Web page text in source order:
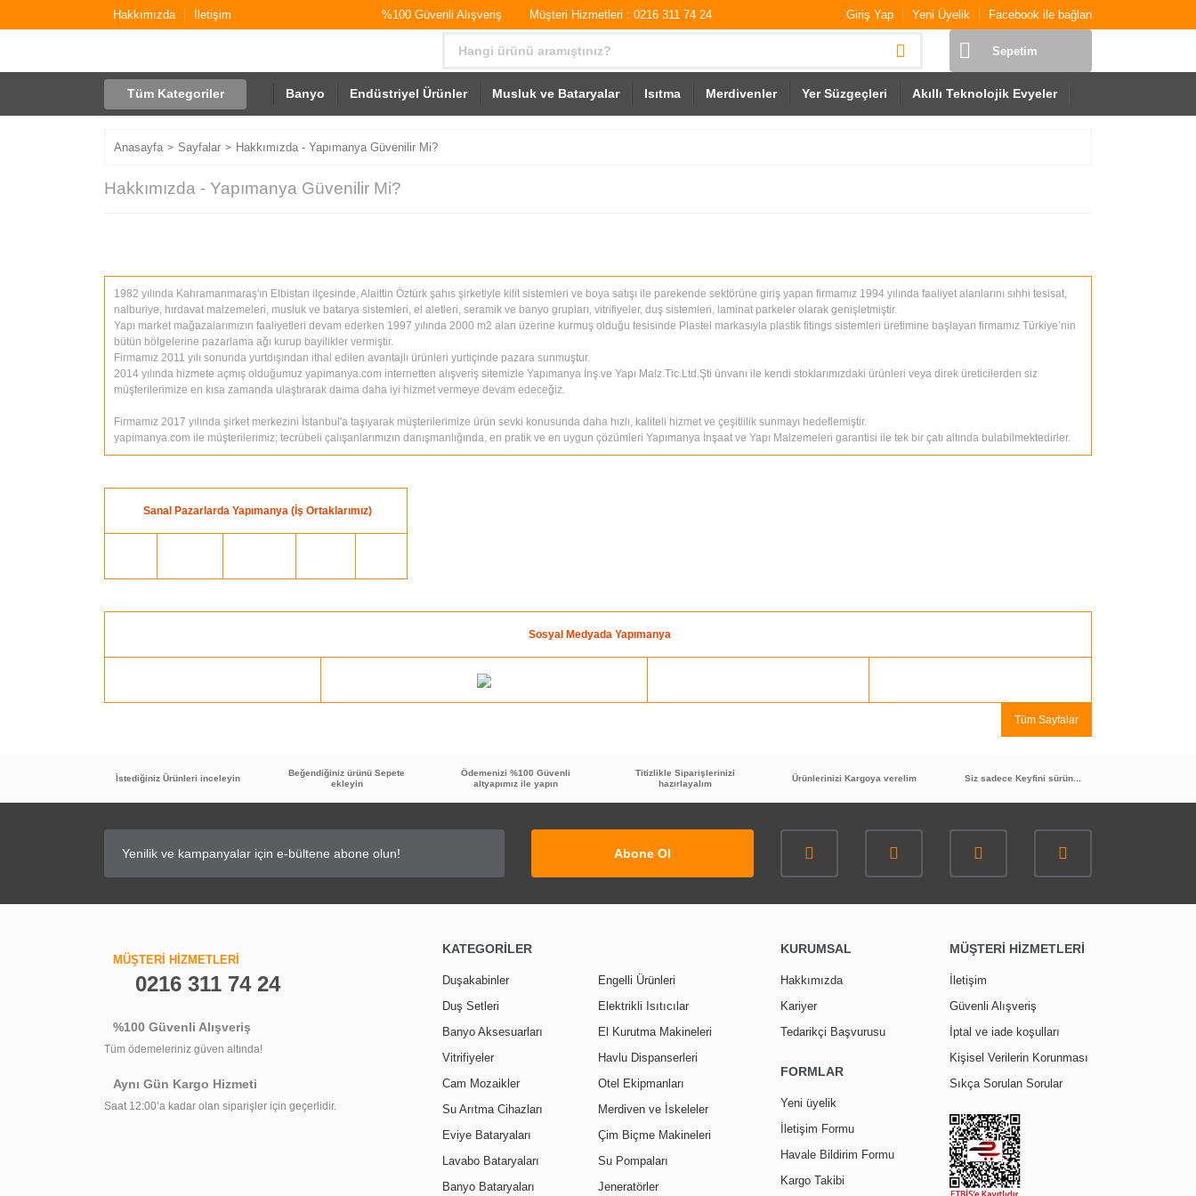
Hakkımızda İletişim %100 Güvenli Alışveriş Müşteri Hizmetleri : 0216 311 74 24 Giriş Yap Yeni Üyelik Facebook ile bağlan
Sepetim
Tüm Kategoriler Banyo Endüstriyel Ürünler Musluk ve Bataryalar Isıtma Merdivenler Yer Süzgeçleri Akıllı Teknolojik Evyeler
Anasayfa Sayfalar Hakkımızda - Yapımanya Güvenilir Mi?
Hakkımızda - Yapımanya Güvenilir Mi?
1982 yılında Kahramanmaraş'ın Elbistan ilçesinde, Alaittin Öztürk şahıs şirketiyle kilit sistemleri ve boya satışı ile parekende sektörüne giriş yapan firmamız 1994 yılında faaliyet alanlarını sıhhi tesisat,
nalburiye, hırdavat malzemeleri, musluk ve batarya sistemleri, el aletleri, seramik ve banyo grupları, vitrifiyeler, duş sistemleri, laminat parkeler olarak genişletmiştir.
Yapı market mağazalarımızın faaliyetleri devam ederken 1997 yılında 2000 m2 alan üzerine kurmuş olduğu tesisinde Plastel markasıyla plastik fitings sistemleri üretimine başlayan firmamız Türkiye’nin
bütün bölgelerine pazarlama ağı kurup bayilikler vermiştir.
Firmamız 2011 yılı sonunda yurtdışından ithal edilen avantajlı ürünleri yurtiçinde pazara sunmuştur.
2014 yılında hizmete açmış olduğumuz yapimanya.com internetten alışveriş sitemizle Yapımanya İnş.ve Yapı Malz.Tic.Ltd.Şti ünvanı ile kendi stoklarımızdaki ürünleri veya direk üreticilerden siz
müşterilerimize en kısa zamanda ulaştırarak daima daha iyi hizmet vermeye devam edeceğiz.
Firmamız 2017 yılında şirket merkezini İstanbul'a taşıyarak müşterilerimize ürün sevki konusunda daha hızlı, kaliteli hizmet ve çeşitlilik sunmayı hedeflemiştir.
yapimanya.com ile müşterilerimiz; tecrübeli çalışanlarımızın danışmanlığında, en pratik ve en uygun çözümleri Yapımanya İnşaat ve Yapı Malzemeleri garantisi ile tek bir çatı altında bulabilmektedirler.
Sanal Pazarlarda Yapımanya (İş Ortaklarımız)
Sosyal Medyada Yapımanya
Tüm Sayfalar
İstediğiniz Ürünleri inceleyin
Beğendiğiniz ürünü Sepete
ekleyin
Ödemenizi %100 Güvenli
altyapımız ile yapın
Titizlikle Siparişlerinizi
hazırlayalım
Ürünlerinizi Kargoya verelim Siz sadece Keyfini sürün...
Abone Ol
MÜŞTERİ HİZMETLERİ
0216 311 74 24
%100 Güvenli Alışveriş
Tüm ödemeleriniz güven altında!
Aynı Gün Kargo Hizmeti
Saat 12:00’a kadar olan siparişler için geçerlidir.
KATEGORİLER
Duşakabinler
Duş Setleri
Banyo Aksesuarları
Vitrifiyeler
Cam Mozaikler
Su Arıtma Cihazları
Eviye Bataryaları
Lavabo Bataryaları
Banyo Bataryaları
Engelli Ürünleri
Elektrikli Isıtıcılar
El Kurutma Makineleri
Havlu Dispanserleri
Otel Ekipmanları
Merdiven ve İskeleler
Çim Biçme Makineleri
Su Pompaları
Jeneratörler
KURUMSAL
Hakkımızda
Kariyer
Tedarikçi Başvurusu
FORMLAR
Yeni üyelik
İletişim Formu
Havale Bildirim Formu
Kargo Takibi
MÜŞTERİ HİZMETLERİ
İletişim
Güvenli Alışveriş
İptal ve iade koşulları
Kişisel Verilerin Korunması
Sıkça Sorulan Sorular